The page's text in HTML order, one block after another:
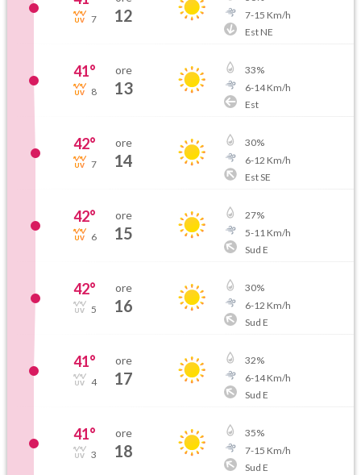
7 12
7-15 Km/h
Est NE
41°
8
ore
13
33%
6-14Km/h
Est
42°
7
ore
14
30%
6-12 Km/h
Est SE
42°
6
ore
15
27%
5-11 Km/h
Sud E
42°
5
ore
16
30%
6-12 Km/h
Sud E
41°
4
ore
17
32%
6-14Km/h
Sud E
41°
3
ore
18
35%
7-15 Km/h
Sud E